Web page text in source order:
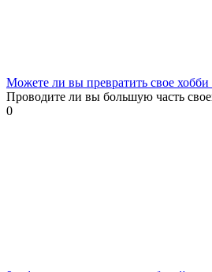
Можете ли вы превратить свое хобби
Проводите ли вы большую часть
0